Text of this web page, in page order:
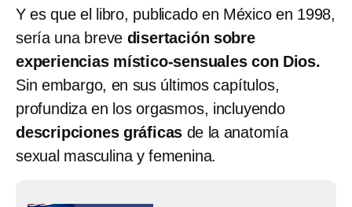
Y es que el libro, publicado en México en 1998,
sería una breve disertación sobre
experiencias místico-sensuales con Dios.
Sin embargo, en sus últimos capítulos,
profundiza en los orgasmos, incluyendo
descripciones gráficas de la anatomía
sexual masculina y femenina.